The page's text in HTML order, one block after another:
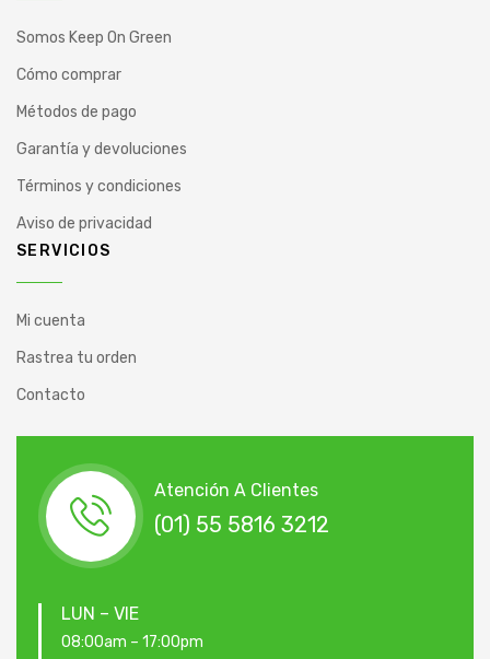
Somos Keep On Green
Cómo comprar
Métodos de pago
Garantía y devoluciones
Términos y condiciones
Aviso de privacidad
SERVICIOS
Mi cuenta
Rastrea tu orden
Contacto
Atención A Clientes
(01) 55 5816 3212
LUN – VIE
08:00am – 17:00pm